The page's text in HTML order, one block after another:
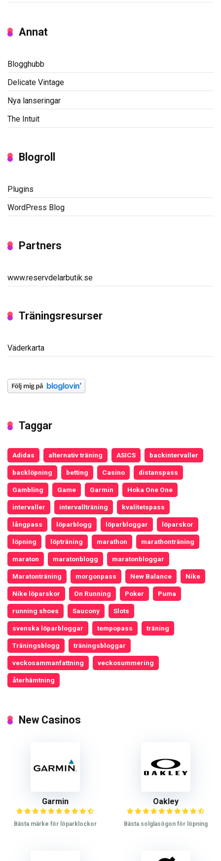
Annat
Blogghubb
Delicate Vintage
Nya lanseringar
The Intuit
Blogroll
Plugins
WordPress Blog
Partners
www.reservdelarbutik.se
Träningsresurser
Väderkarta
Taggar
Adidas alternativ träning ASICS backintervaller
backlöpning betting Casino distanspass
Gambling Game Garmin Hoka One One
intervaller intervallträning kvalitetspass
långpass löparblogg löparbloggar löparskor
löpning löpträning marathon marathonträning
maraton maratonblogg maratonbloggar
Maratonträning morgonpass New Balance Nike
Nike löparskor On Running Poker Puma
running shoes Saucony Slots
svenska löparbloggar tempopass träning
Träningsblogg träningsbloggar
veckosammanfattning veckosummering
återhämtning
New Casinos
Garmin
Bästa märke för löparklockor
Oakley
Bästa solglasögon för löpning